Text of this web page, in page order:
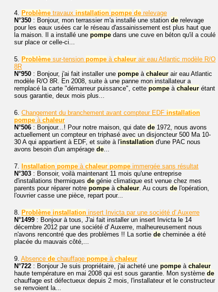
4. Problème travaux installation pompe de relevage
N°350 : Bonjour, mon terrassier m'a installé une station de relevage
pour les eaux usées car le réseau d'assainissement est plus haut que
la maison. Il a installé une pompe dans une cuve en béton qu'il a coulé
sur place or celle-ci...
5. Problème sur-tension pompe à chaleur air eau Atlantic modèle R/O
8R
N°950 : Bonjour, j'ai fait installer une pompe à chaleur air eau Atlantic
modèle R/O 8R. En 2008, suite à une panne mon installateur a
remplacé la carte "démarreur puissance", cette pompe à chaleur étant
sous garantie, deux mois plus...
6. Changement du branchement avant compteur EDF installation
pompe à chaleur
N°506 : Bonjour...! Pour notre maison, qui date de 1972, nous avons
actuellement un compteur en triphasé avec un disjoncteur 500 Ma 10-
30 A qui appartient à EDF, et suite à l'installation d'une PAC nous
avons besoin d'un ampérage de...
7. Installation pompe à chaleur pompe immergée sans résultat
N°303 : Bonsoir, voilà maintenant 11 mois qu'une entreprise
d'installations thermiques de génie climatique est venue chez mes
parents pour réparer notre pompe à chaleur. Au cours de l'opération,
l'ouvrier casse une pièce, repart pour...
8. Problème installation insert Invicta par une société d' Auxerre
N°1499 : Bonjour à tous, J'ai fait installer un insert Invicta le 14
décembre 2012 par une société d' Auxerre, malheureusement nous
n'avons rencontré que des problèmes !! La sortie de cheminée a été
placée du mauvais côté,...
9. Absence de chauffage pompe à chaleur
N°722 : Bonjour Je suis propriétaire, j'ai acheté une pompe à chaleur
haute température en mai 2008 qui est sous garantie. Mon système de
chauffage est défectueux depuis 2 mois, l'installateur et le constructeur
se renvoient la...